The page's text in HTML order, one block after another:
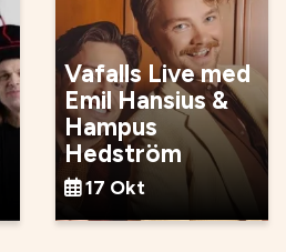
Vafalls Live med
Emil Hansius &
Hampus
Hedström
17 Okt